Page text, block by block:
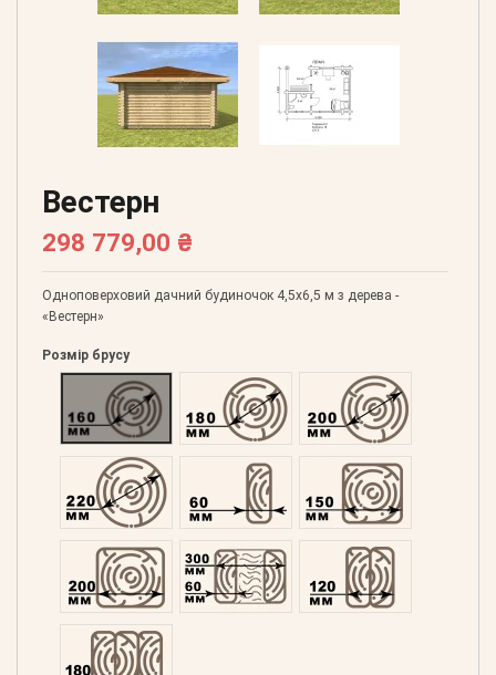
Вестерн
298 779,00 ₴
Одноповерховий дачний будиночок 4,5х6,5 м з дерева -
«Вестерн»
Розмір брусу
Оциліндрований 160Оциліндрований 180Оциліндрований 200
Оциліндрований 220Профільований 60 Профільований 150
Профільований 200Подвійний 300 Клеєний 120
Клеєний 180